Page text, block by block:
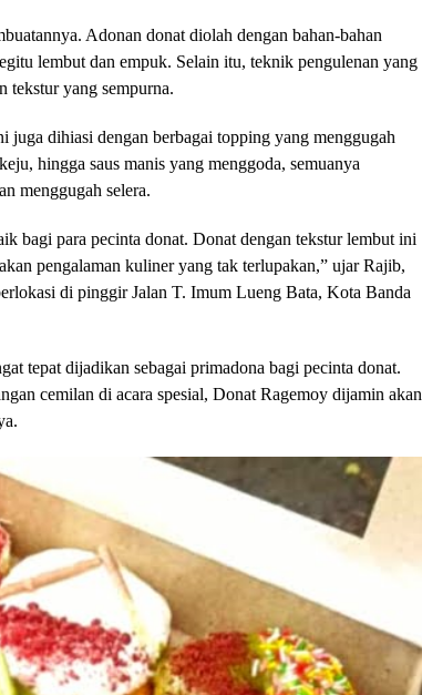
Adonan donat diolah dengan bahan-bahan
lembut dan empuk. Selain itu, teknik pengulenan yang
tekstur yang sempurna.
dihiasi dengan berbagai topping yang menggugah
hingga saus manis yang menggoda, semuanya
menggugah selera.
bagi para pecinta donat. Donat dengan tekstur lembut ini
pengalaman kuliner yang tak terlupakan,” ujar Rajib,
di pinggir Jalan T. Imum Lueng Bata, Kota Banda
tepat dijadikan sebagai primadona bagi pecinta donat.
cemilan di acara spesial, Donat Ragemoy dijamin akan